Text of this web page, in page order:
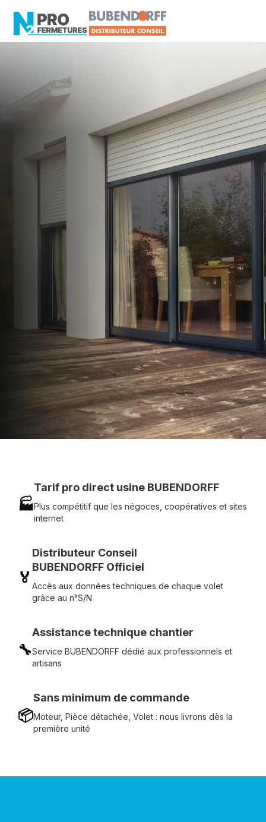
Distributeur en volets
roulants Somfy
Artisan, Menuisier, TPE ou PME proche de Issé ?
N2PRO Fermetures est votre référent Distributeur
en volets roulants Somfy officiel pour vous
apporter : Tarifs directs usines sans minimum
d'achat - Assistance technique chantier et
service réactif avec simplicité.
07 83 35 69 17
MON DEVIS MOTEUR
Voir tous nos produits
🏭
Tarif pro direct usine BUBENDORFF
Plus compétitif que les négoces, coopératives et sites
internet
🏅
Distributeur Conseil
BUBENDORFF Officiel
Accès aux données techniques de chaque volet
grâce au n°S/N
🔧
Assistance technique chantier
Service BUBENDORFF dédié aux professionnels et
artisans
📦
Sans minimum de commande
Moteur, Pièce détachée, Volet : nous livrons dès la
première unité